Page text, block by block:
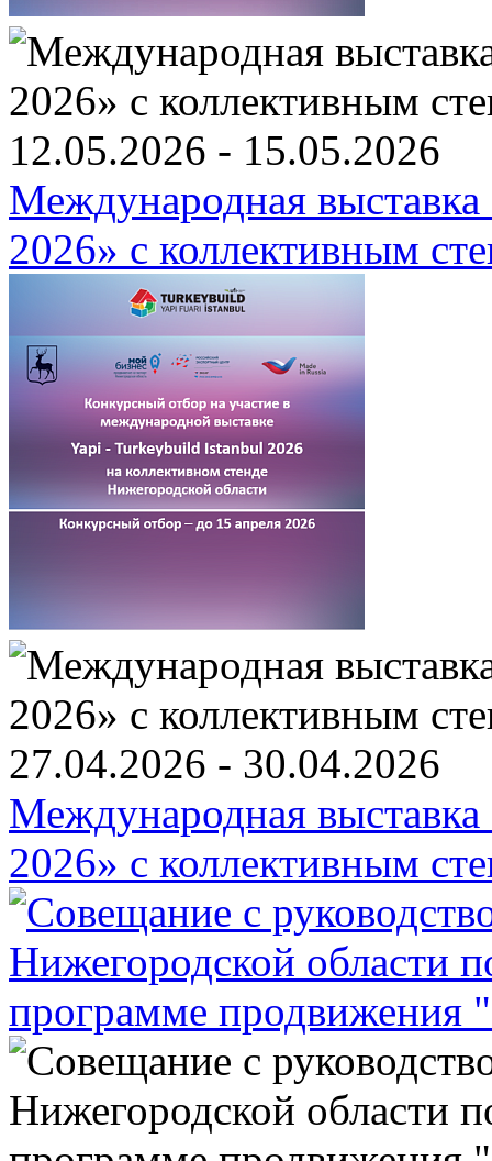
12.05.2026 - 15.05.2026
Международная
2026» c коллективным
27.04.2026 - 30.04.2026
Международная
2026» c коллективным